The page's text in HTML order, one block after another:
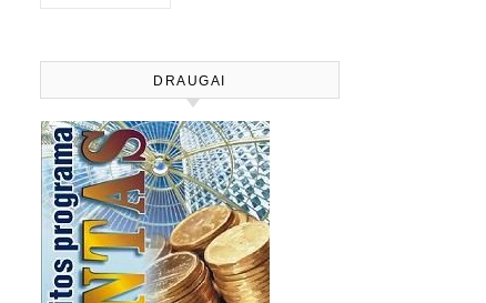
DRAUGAI